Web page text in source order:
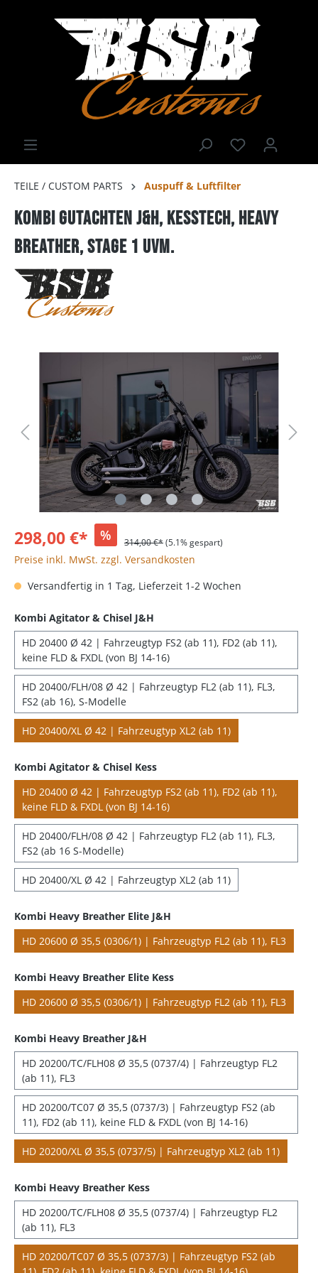
TEILE / CUSTOM PARTS Auspuff & Luftfilter
Kombi Gutachten J&H, Kesstech, Heavy
Breather, Stage 1 uvm.
298,00 €* % 314,00 €*(5.1% gespart)
Preise inkl. MwSt. zzgl. Versandkosten
Versandfertig in 1 Tag, Lieferzeit 1-2 Wochen
Kombi Agitator & Chisel J&H
HD 20400 Ø 42 | Fahrzeugtyp FS2 (ab 11), FD2 (ab 11),
keine FLD & FXDL (von BJ 14-16)
HD 20400/FLH/08 Ø 42 | Fahrzeugtyp FL2 (ab 11), FL3,
FS2 (ab 16), S-Modelle
HD 20400/XL Ø 42 | Fahrzeugtyp XL2 (ab 11)
Kombi Agitator & Chisel Kess
HD 20400 Ø 42 | Fahrzeugtyp FS2 (ab 11), FD2 (ab 11),
keine FLD & FXDL (von BJ 14-16)
HD 20400/FLH/08 Ø 42 | Fahrzeugtyp FL2 (ab 11), FL3,
FS2 (ab 16 S-Modelle)
HD 20400/XL Ø 42 | Fahrzeugtyp XL2 (ab 11)
Kombi Heavy Breather Elite J&H
HD 20600 Ø 35,5 (0306/1) | Fahrzeugtyp FL2 (ab 11), FL3
Kombi Heavy Breather Elite Kess
HD 20600 Ø 35,5 (0306/1) | Fahrzeugtyp FL2 (ab 11), FL3
Kombi Heavy Breather J&H
HD 20200/TC/FLH08 Ø 35,5 (0737/4) | Fahrzeugtyp FL2
(ab 11), FL3
HD 20200/TC07 Ø 35,5 (0737/3) | Fahrzeugtyp FS2 (ab
11), FD2 (ab 11), keine FLD & FXDL (von BJ 14-16)
HD 20200/XL Ø 35,5 (0737/5) | Fahrzeugtyp XL2 (ab 11)
Kombi Heavy Breather Kess
HD 20200/TC/FLH08 Ø 35,5 (0737/4) | Fahrzeugtyp FL2
(ab 11), FL3
HD 20200/TC07 Ø 35,5 (0737/3) | Fahrzeugtyp FS2 (ab